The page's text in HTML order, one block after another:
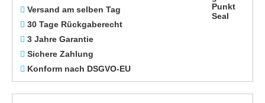
Versand am selben Tag
30 Tage Rückgaberecht
3 Jahre Garantie
Sichere Zahlung
Konform nach DSGVO-EU